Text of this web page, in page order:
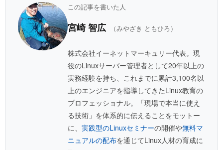
この記事を書いた人
宮崎 智広 （みやざき ともひろ）
株式会社イーネットマーキュリー代表。現
役のLinuxサーバー管理者として20年以上の
実務経験を持ち、これまでに累計3,100名以
上のエンジニアを指導してきたLinux教育の
プロフェッショナル。「現場で本当に使え
る技術」を体系的に伝えることをモットー
に、実践型のLinuxセミナーの開催や無料マ
ニュアルの配布を通じてLinux人材の育成に